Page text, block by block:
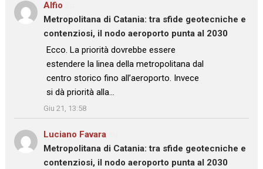
Alfio
Metropolitana di Catania: tra sfide geotecniche e
contenziosi, il nodo aeroporto punta al 2030
: “
Ecco. La priorità dovrebbe essere
estendere la linea della metropolitana dal
centro storico fino all’aeroporto. Invece
si dà priorità alla…
”
Giu 21, 13:58
Luciano Favara
Metropolitana di Catania: tra sfide geotecniche e
contenziosi, il nodo aeroporto punta al 2030